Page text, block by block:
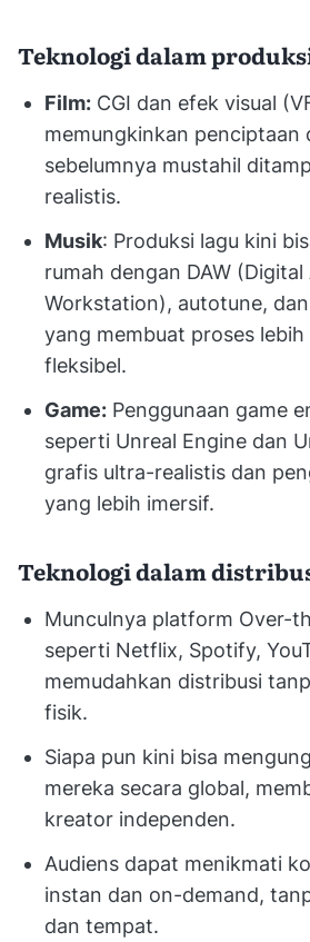
Teknologi dalam
Film: CGI dan efek visual
memungkinkan penciptaan
sebelumnya mustahil
realistis.
Musik: Produksi lagu kini
rumah dengan DAW (Digital
Workstation), autotune,
yang membuat proses
fleksibel.
Game: Penggunaan game
seperti Unreal Engine dan
grafis ultra-realistis dan
yang lebih imersif.
Teknologi dalam
Munculnya platform Over-
seperti Netflix, Spotify,
memudahkan distribusi
fisik.
Siapa pun kini bisa
mereka secara global,
kreator independen.
Audiens dapat menikmati
instan dan on-demand,
dan tempat.